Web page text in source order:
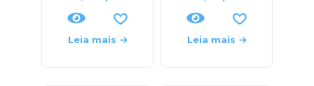
Leia mais Leia mais